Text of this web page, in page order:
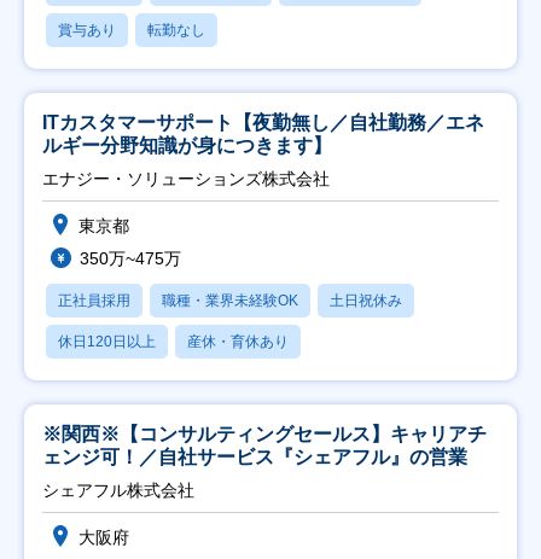
賞与あり 転勤なし
ITカスタマーサポート【夜勤無し／自社勤務／エネ
ルギー分野知識が身につきます】
エナジー・ソリューションズ株式会社
東京都
350万~475万
正社員採用 職種・業界未経験OK 土日祝休み
休日120日以上 産休・育休あり
※関西※【コンサルティングセールス】キャリアチ
ェンジ可！／自社サービス『シェアフル』の営業
シェアフル株式会社
大阪府